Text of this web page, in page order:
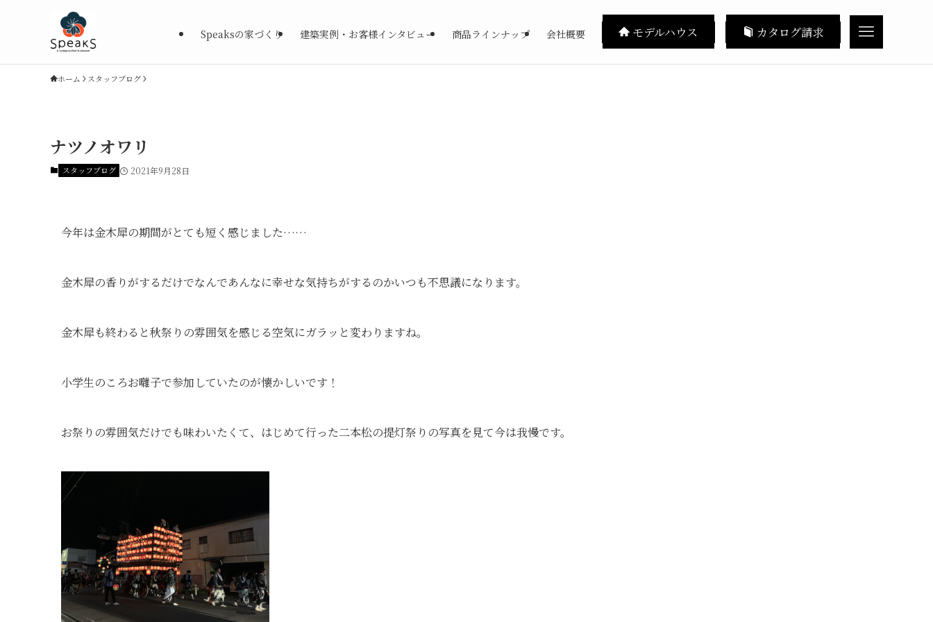
Speaksの家づくり 建築実例・お客様インタビュー 商品ラインナップ 会社概要 モデルハウス カタログ請求
ホーム スタッフブログ
ナツノオワリ
スタッフブログ 2021年9月28日
今年は金木犀の期間がとても短く感じました……
金木犀の香りがするだけでなんであんなに幸せな気持ちがするのかいつも不思議になります。
金木犀も終わると秋祭りの雰囲気を感じる空気にガラッと変わりますね。
小学生のころお囃子で参加していたのが懐かしいです！
お祭りの雰囲気だけでも味わいたくて、はじめて行った二本松の提灯祭りの写真を見て今は我慢です。